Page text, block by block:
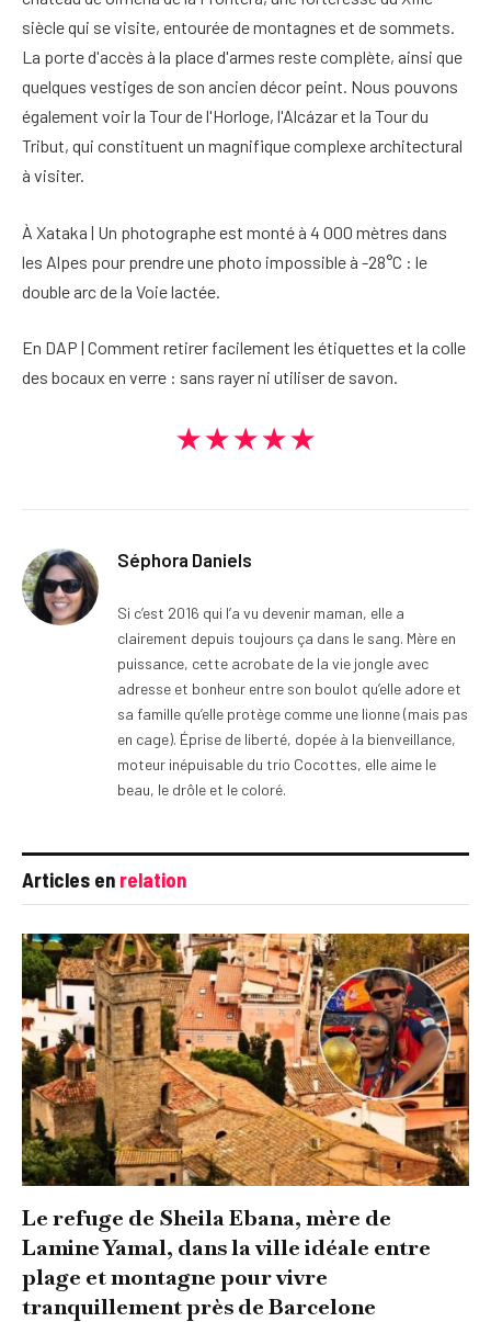
siècle qui se visite, entourée de montagnes et de sommets.
La porte d'accès à la place d'armes reste complète, ainsi que
quelques vestiges de son ancien décor peint. Nous pouvons
également voir la Tour de l'Horloge, l'Alcázar et la Tour du
Tribut, qui constituent un magnifique complexe architectural
à visiter.
À Xataka | Un photographe est monté à 4 000 mètres dans
les Alpes pour prendre une photo impossible à -28°C : le
double arc de la Voie lactée.
En DAP | Comment retirer facilement les étiquettes et la colle
des bocaux en verre : sans rayer ni utiliser de savon.
★★★★★
Séphora Daniels
Si c’est 2016 qui l’a vu devenir maman, elle a
clairement depuis toujours ça dans le sang. Mère en
puissance, cette acrobate de la vie jongle avec
adresse et bonheur entre son boulot qu’elle adore et
sa famille qu’elle protège comme une lionne (mais pas
en cage). Éprise de liberté, dopée à la bienveillance,
moteur inépuisable du trio Cocottes, elle aime le
beau, le drôle et le coloré.
Articles en relation
Le refuge de Sheila Ebana, mère de
Lamine Yamal, dans la ville idéale entre
plage et montagne pour vivre
tranquillement près de Barcelone